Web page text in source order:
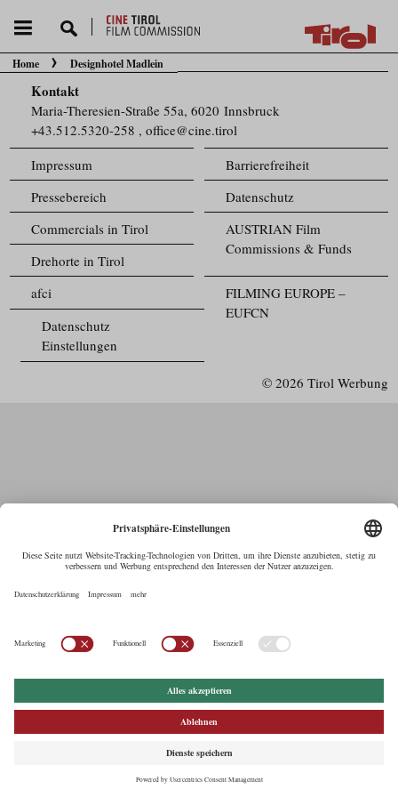
Sie befinden sich hier:
Home Designhotel Madlein
Kontakt
Maria-Theresien-Straße 55a, 6020 Innsbruck
+43.512.5320-258 ,office@cine.tirol
Impressum
Barrierefreiheit
Pressebereich
Datenschutz
Commercials in Tirol
AUSTRIAN Film
Commissions & Funds
Drehorte in Tirol
FILMING EUROPE –
EUFCN
afci
Datenschutz
Einstellungen
© 2026 Tirol Werbung